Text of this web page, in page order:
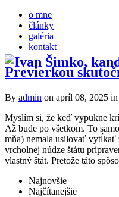
o mne
články
galéria
kontakt
Previerkou
By admin on apríl 08, 2025 in
Myslím si, že keď vypukne
Až bude po všetkom. To
mňa) nemala usilovať vytĺkať
vrcholnej núdze štátu
vlastný štát. Pretože táto
Najnovšie
Najčítanejšie